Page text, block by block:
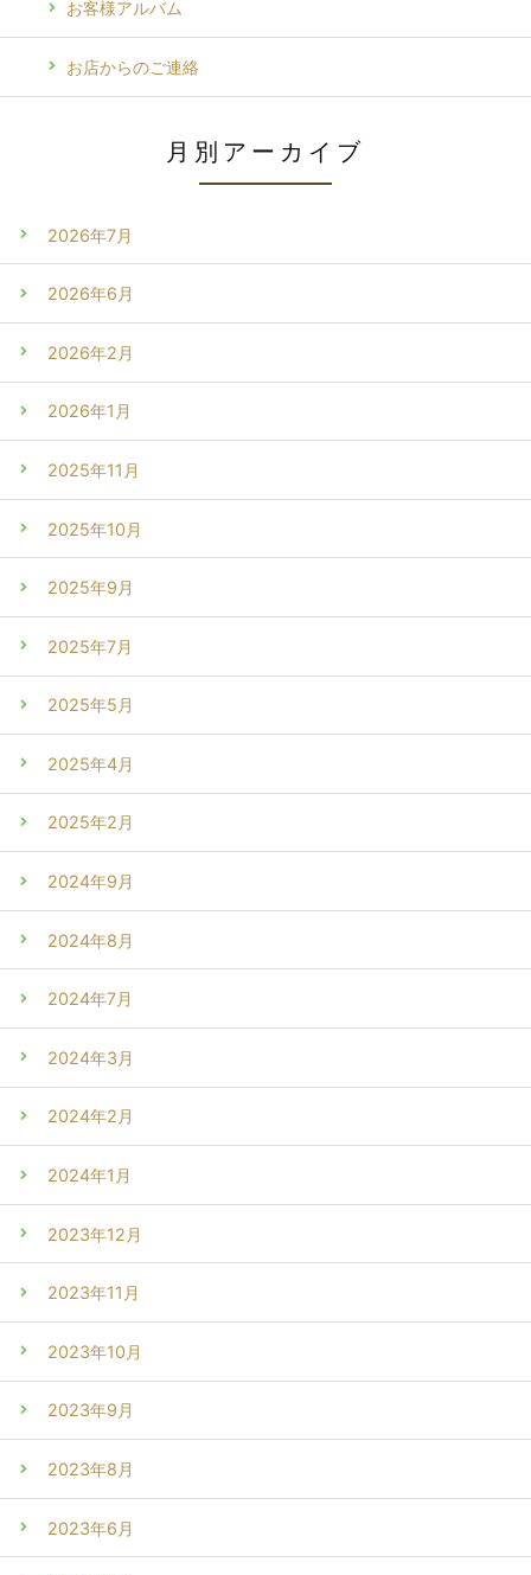
お客様アルバム
お店からのご連絡
月別アーカイブ
2026年7月
2026年6月
2026年2月
2026年1月
2025年11月
2025年10月
2025年9月
2025年7月
2025年5月
2025年4月
2025年2月
2024年9月
2024年8月
2024年7月
2024年3月
2024年2月
2024年1月
2023年12月
2023年11月
2023年10月
2023年9月
2023年8月
2023年6月